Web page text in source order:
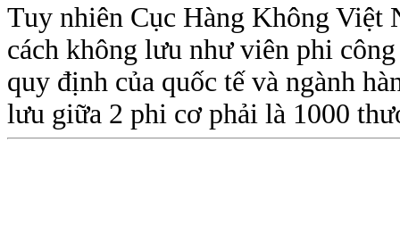
Tuy nhiên Cục Hàng Không Việt
cách không lưu như viên phi
quy định của quốc tế và ngành
lưu giữa 2 phi cơ phải là 1000